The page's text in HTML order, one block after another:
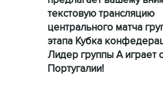
текстовую трансляцию
центрального матча
этапа Кубка
Лидер группы А играет
Португалии!